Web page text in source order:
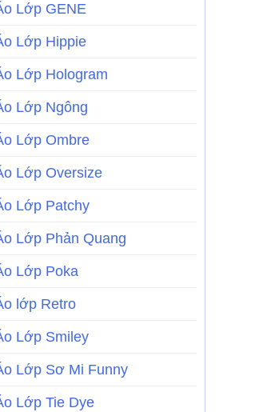
Lớp GENE
Lớp Hippie
Lớp Hologram
Lớp Ngông
Lớp Ombre
Lớp Oversize
Lớp Patchy
Lớp Phản Quang
Lớp Poka
lớp Retro
Lớp Smiley
Lớp Sơ Mi Funny
Lớp Tie Dye